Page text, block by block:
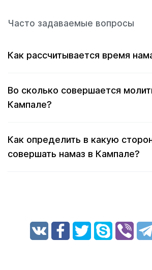
Часто задаваемые вопросы
Как рассчитывается время
Во сколько совершается
Кампале?
Как определить в какую
совершать намаз в Кампале?